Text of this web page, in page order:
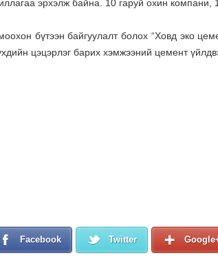
эрхэлж байна. 10 гаруй охин компани,
бүтээн байгуулалт болох “Ховд эко
цэцэрлэг барих хэмжээний цемент
Facebook Twitter